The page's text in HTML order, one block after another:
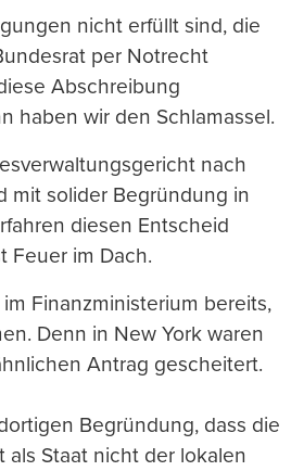
nicht erfüllt sind, die
per Notrecht
Abschreibung
haben wir den Schlamassel.
nach
mit solider Begründung in
diesen Entscheid
Feuer im Dach.
Finanzministerium bereits,
Denn in New York waren
Antrag gescheitert.
Begründung, dass die
als Staat nicht der lokalen